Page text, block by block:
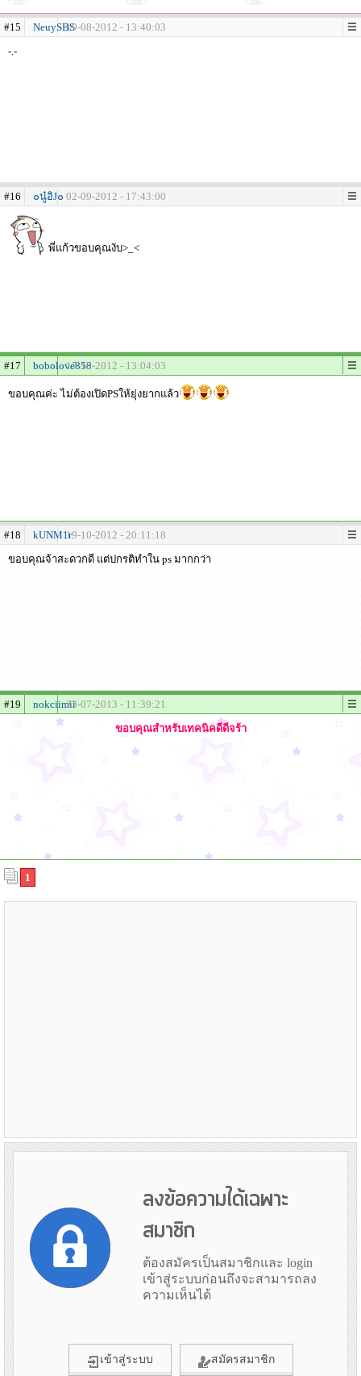
#15 NeuySBS19-08-2012 - 13:40:03
-.-
#16 ๐นู๋อิJ๐ 02-09-2012 - 17:43:00
พี่แก้วขอบคุณงับ>_<
#17 bobolove85817-10-2012 - 13:04:03
ขอบคุณค่ะ ไม่ต้องเปิดPSให้ยุ่งยากแล้ว
#18 kUNM1r19-10-2012 - 20:11:18
ขอบคุณจ้าสะดวกดี แต่ปกรติทำใน ps มากกว่า
#19 nokciimii23-07-2013 - 11:39:21
ขอบคุณสำหรับเทคนิคดีดีจร้า
1
ลงข้อความได้เฉพาะ
สมาชิก
ต้องสมัครเป็นสมาชิกและ login
เข้าสู่ระบบก่อนถึงจะสามารถลง
ความเห็นได้
เข้าสู่ระบบ สมัครสมาชิก